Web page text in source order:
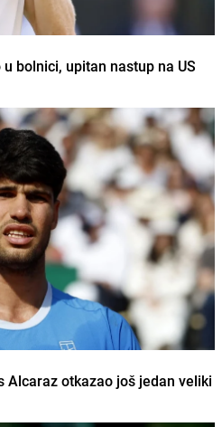
bolnici, upitan nastup na US
Alcaraz otkazao još jedan veliki